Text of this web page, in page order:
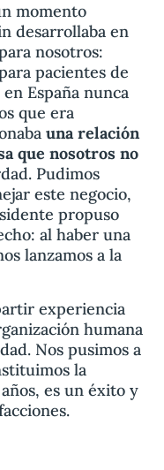
momento
desarrollaba en
nosotros:
pacientes de
España nunca
que era
una relación
que nosotros no
Pudimos
este negocio,
propuso
al haber una
lanzamos a la
experiencia
humana
Nos pusimos a
la
es un éxito y